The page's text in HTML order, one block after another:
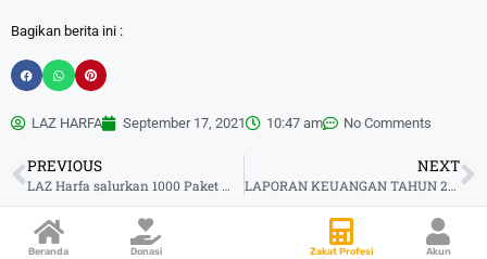
Bagikan berita ini :
LAZ HARFA September 17, 2021 10:47 am No Comments
PREVIOUS
LAZ Harfa salurkan 1000 Paket Makanan Siap Saji untuk Masyarakat Terdampak Pademi
NEXT
LAPORAN KEUANGAN TAHUN 2020 AUDITED
Beranda Donasi Zakat Profesi Akun